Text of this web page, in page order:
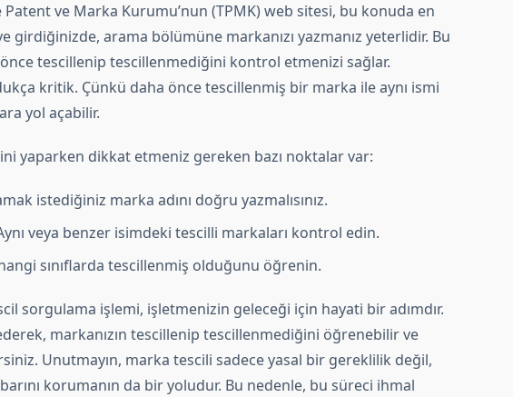
ve Marka Kurumu’nun (TPMK) web sitesi, bu konuda en
girdiğinizde, arama bölümüne markanızı yazmanız yeterlidir. Bu
önce tescillenip tescillenmediğini kontrol etmenizi sağlar.
kritik. Çünkü daha önce tescillenmiş bir marka ile aynı ismi
yol açabilir.
yaparken dikkat etmeniz gereken bazı noktalar var:
istediğiniz marka adını doğru yazmalısınız.
veya benzer isimdeki tescilli markaları kontrol edin.
sınıflarda tescillenmiş olduğunu öğrenin.
sorgulama işlemi, işletmenizin geleceği için hayati bir adımdır.
markanızın tescillenip tescillenmediğini öğrenebilir ve
Unutmayın, marka tescili sadece yasal bir gereklilik değil,
korumanın da bir yoludur. Bu nedenle, bu süreci ihmal